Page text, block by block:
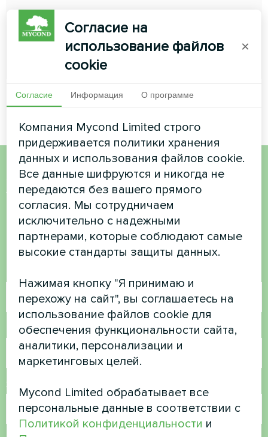
Расход воздуха:
ЧИТАТЬ ДАЛЕЕ
Хотите купить или у вас
есть вопросы?
Свяжитесь с нами, и мы поможем вам
Номер телефона
Электронная почта
Согласие на
использование файлов
cookie
×
Согласие Информация О программе
Компания Mycond Limited строго
придерживается политики хранения
данных и использования файлов cookie.
Все данные шифруются и никогда не
передаются без вашего прямого
согласия. Мы сотрудничаем
исключительно с надежными
партнерами, которые соблюдают самые
высокие стандарты защиты данных.
Нажимая кнопку "Я принимаю и
перехожу на сайт", вы соглашаетесь на
использование файлов cookie для
обеспечения функциональности сайта,
аналитики, персонализации и
маркетинговых целей.
Mycond Limited обрабатывает все
персональные данные в соответствии с
Политикой конфиденциальности и